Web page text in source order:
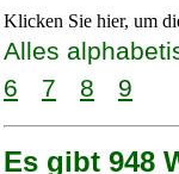
Klicken Sie hier, um
Alles
6
7 8 9
Es gibt 948